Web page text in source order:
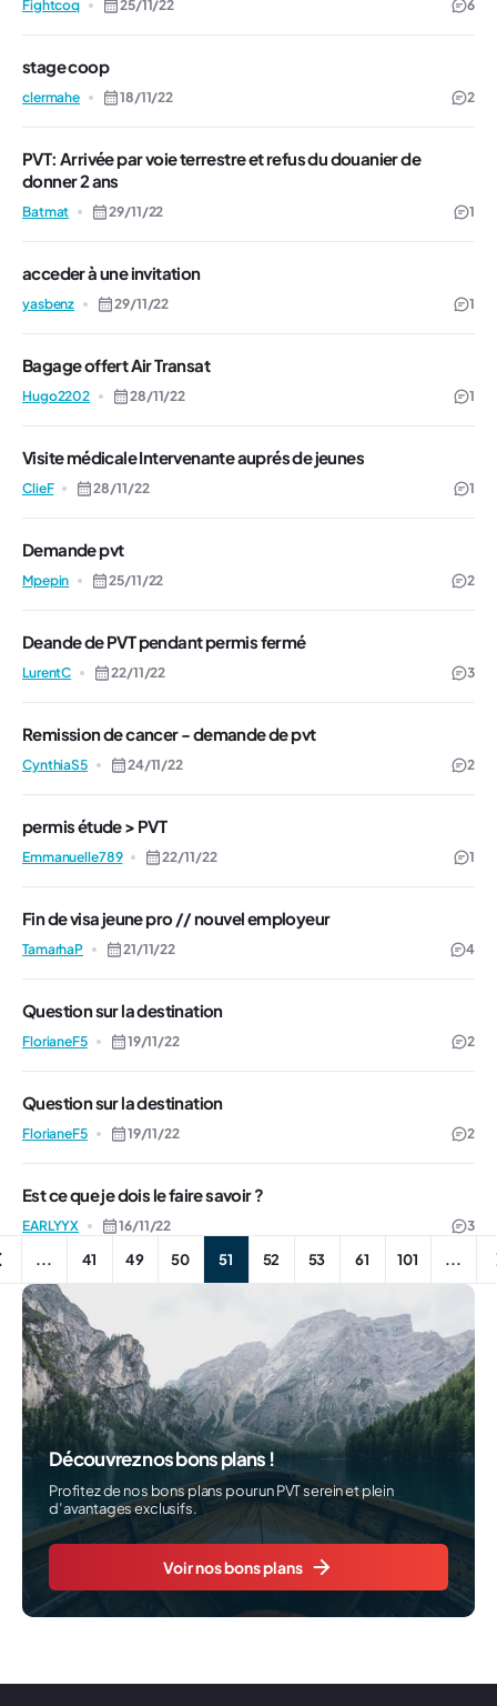
Fightcoq 25/11/22 6
stage coop
clermahe 18/11/22 2
PVT: Arrivée par voie terrestre et refus du douanier de
donner 2 ans
Batmat 29/11/22 1
acceder à une invitation
yasbenz 29/11/22 1
Bagage offert Air Transat
Hugo2202 28/11/22 1
Visite médicale Intervenante auprés de jeunes
ClieF 28/11/22 1
Demande pvt
Mpepin 25/11/22 2
Deande de PVT pendant permis fermé
LurentC 22/11/22 3
Remission de cancer - demande de pvt
CynthiaS5 24/11/22 2
permis étude > PVT
Emmanuelle789 22/11/22 1
Fin de visa jeune pro // nouvel employeur
TamarhaP 21/11/22 4
Question sur la destination
FlorianeF5 19/11/22 2
Question sur la destination
FlorianeF5 19/11/22 2
Est ce que je dois le faire savoir ?
EARLYYX 16/11/22 3
... 41 49 50 51 52 53 61 101 ...
Découvrez nos bons plans !
Profitez de nos bons plans pour un PVT serein et plein
d’avantages exclusifs.
Voir nos bons plans